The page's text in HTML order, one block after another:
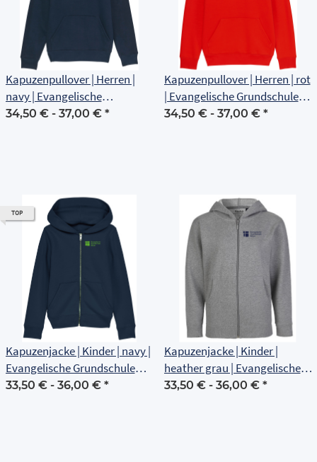
Kapuzenpullover | Herren |
navy | Evangelische
Grundschule Erfurt
34,50 € - 37,00 € *
Kapuzenpullover | Herren | rot
| Evangelische Grundschule
Erfurt
34,50 € - 37,00 € *
TOP
Kapuzenjacke | Kinder | navy |
Evangelische Grundschule
Erfurt
33,50 € - 36,00 € *
Kapuzenjacke | Kinder |
heather grau | Evangelische
Grundschule Erfurt
33,50 € - 36,00 € *